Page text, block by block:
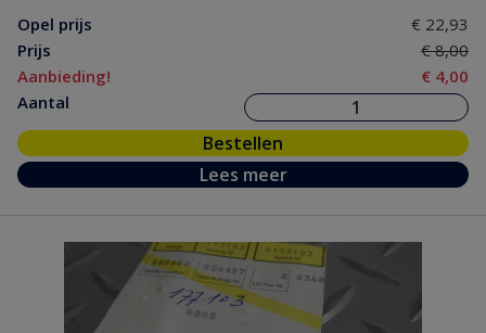
Opel prijs
€ 22,93
Prijs
€ 8,00
Aanbieding!
€ 4,00
Aantal
Bestellen
Lees meer